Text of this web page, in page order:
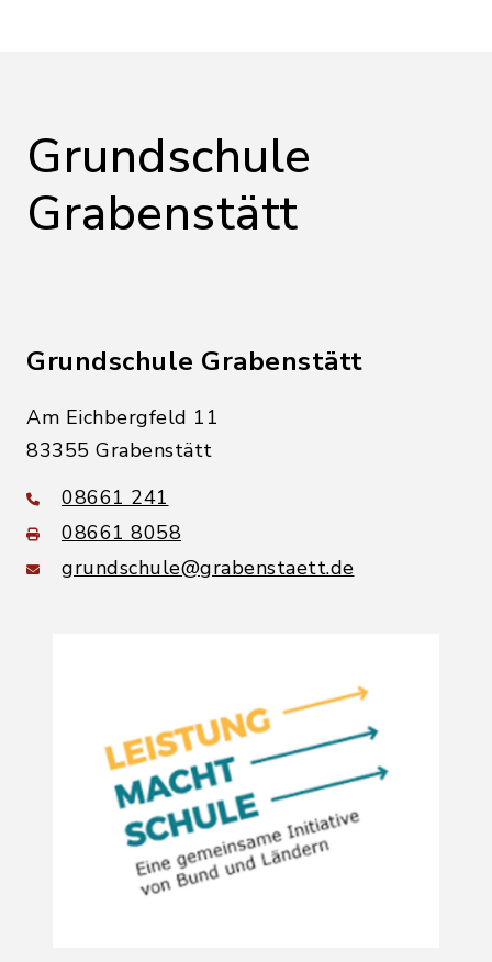
Grundschule
Grabenstätt
Grundschule Grabenstätt
Am Eichbergfeld 11
83355 Grabenstätt
08661 241
08661 8058
grundschule@grabenstaett.de